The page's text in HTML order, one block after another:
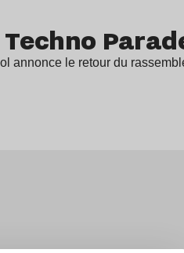
annonce le retour du